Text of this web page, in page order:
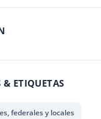
& ETIQUETAS
federales y locales